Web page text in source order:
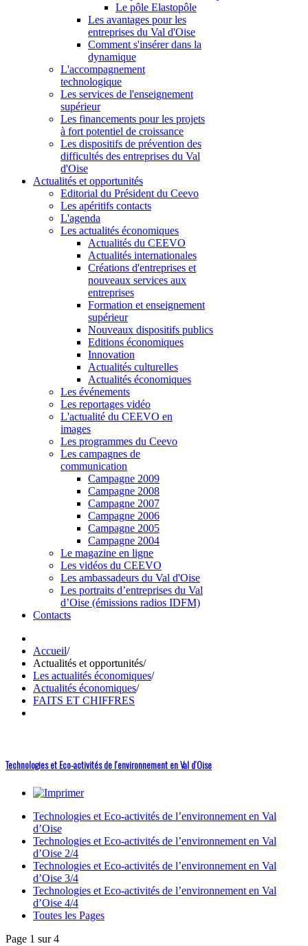
Le pôle Elastopôle
Les avantages pour les
entreprises du Val d'Oise
Comment s'insérer dans la
dynamique
L'accompagnement
technologique
Les services de l'enseignement
supérieur
Les financements pour les projets
à fort potentiel de croissance
Les dispositifs de prévention des
difficultés des entreprises du Val
d'Oise
Actualités et opportunités
Editorial du Président du Ceevo
Les apéritifs contacts
L'agenda
Les actualités économiques
Actualités du CEEVO
Actualités internationales
Créations d'entreprises et
nouveaux services aux
entreprises
Formation et enseignement
supérieur
Nouveaux dispositifs publics
Editions économiques
Innovation
Actualités culturelles
Actualités économiques
Les événements
Les reportages vidéo
L'actualité du CEEVO en
images
Les programmes du Ceevo
Les campagnes de
communication
Campagne 2009
Campagne 2008
Campagne 2007
Campagne 2006
Campagne 2005
Campagne 2004
Le magazine en ligne
Les vidéos du CEEVO
Les ambassadeurs du Val d'Oise
Les portraits d’entreprises du Val
d’Oise (émissions radios IDFM)
Contacts
Accueil/
Actualités et opportunités/
Les actualités économiques/
Actualités économiques/
FAITS ET CHIFFRES
Technologies et Eco-activités de l’environnement en Val d’Oise
Technologies et Eco-activités de l’environnement en Val
d’Oise
Technologies et Eco-activités de l’environnement en Val
d’Oise 2/4
Technologies et Eco-activités de l’environnement en Val
d’Oise 3/4
Technologies et Eco-activités de l’environnement en Val
d’Oise 4/4
Toutes les Pages
Page 1 sur 4